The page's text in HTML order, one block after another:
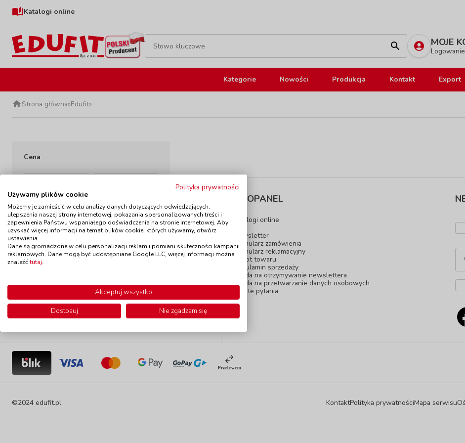
Katalogi online
MOJE
Logowanie
Kategorie Nowości Produkcja Kontakt Export
Strona główna»Edufit»
Cena
Szybka dostawa
Towar w promocji
Wyprzedaż
Towar w magazynie
Edufit sp. z o.o.
ul. Krakowska 9
34-143 Lanckorona
Polska
sklep@edufit.pl
INFOPANEL
Katalogi online
Newsletter
Formularz zamówienia
Formularz reklamacyjny
Zwrot towaru
Regulamin sprzedaży
Zgoda na otrzymywanie newslettera
Zgoda na przetwarzanie danych osobowych
Częste pytania
©2024 edufit.pl KontaktPolityka prywatnościMapa serwisu
Polityka prywatności
Używamy plików cookie
Możemy je zamieścić w celu analizy danych dotyczących odwiedzających,
ulepszenia naszej strony internetowej, pokazania spersonalizowanych treści i
zapewnienia Państwu wspaniałego doświadczenia na stronie internetowej. Aby
uzyskać więcej informacji na temat plików cookie, których używamy, otwórz
ustawienia.
Dane są gromadzone w celu personalizacji reklam i pomiaru skuteczności kampanii
reklamowych. Dane mogą być udostępniane Google LLC, więcej informacji można
znaleźćtutaj.
Akceptuj wszystko
Dostosuj
Nie zgadzam się